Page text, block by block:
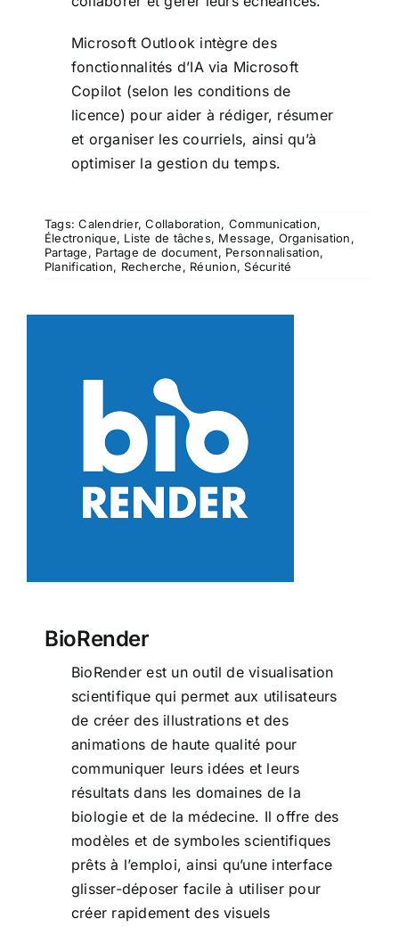
Microsoft Outlook intègre des
fonctionnalités d’IA via Microsoft
Copilot (selon les conditions de
licence) pour aider à rédiger, résumer
et organiser les courriels, ainsi qu’à
optimiser la gestion du temps.
Tags:Calendrier,Collaboration, Communication,
Électronique, Liste de tâches, Message, Organisation,
Partage, Partage de document, Personnalisation,
Planification, Recherche, Réunion,Sécurité
BioRender
BioRender
BioRender est un outil de visualisation
scientifique qui permet aux utilisateurs
de créer des illustrations et des
animations de haute qualité pour
communiquer leurs idées et leurs
résultats dans les domaines de la
biologie et de la médecine. Il offre des
modèles et de symboles scientifiques
prêts à l’emploi, ainsi qu’une interface
glisser-déposer facile à utiliser pour
créer rapidement des visuels